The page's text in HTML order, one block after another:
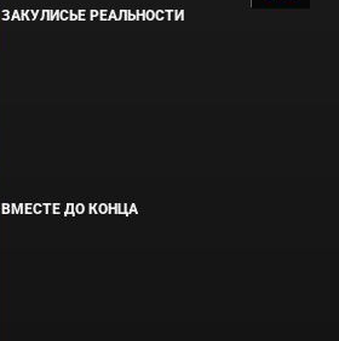
ЗАКУЛИСЬЕ РЕАЛЬНОСТИ
ВМЕСТЕ ДО КОНЦА